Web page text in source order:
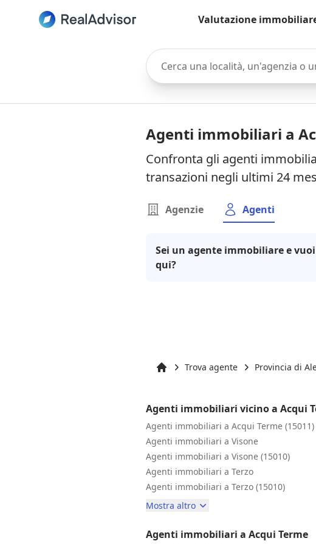
Valutazione
Cerca una località, un'agenzia o un
Agenti immobiliari a
Confronta gli agenti
transazioni negli ultimi 24
Agenzie Agenti
Sei un agente immobiliare e
qui?
Trova agente Provincia di
Agenti immobiliari vicino a Acqui
Agenti immobiliari a Acqui Terme (15011)
Agenti immobiliari a Visone
Agenti immobiliari a Visone (15010)
Agenti immobiliari a Terzo
Agenti immobiliari a Terzo (15010)
Mostra altro
Agenti immobiliari a Acqui Terme